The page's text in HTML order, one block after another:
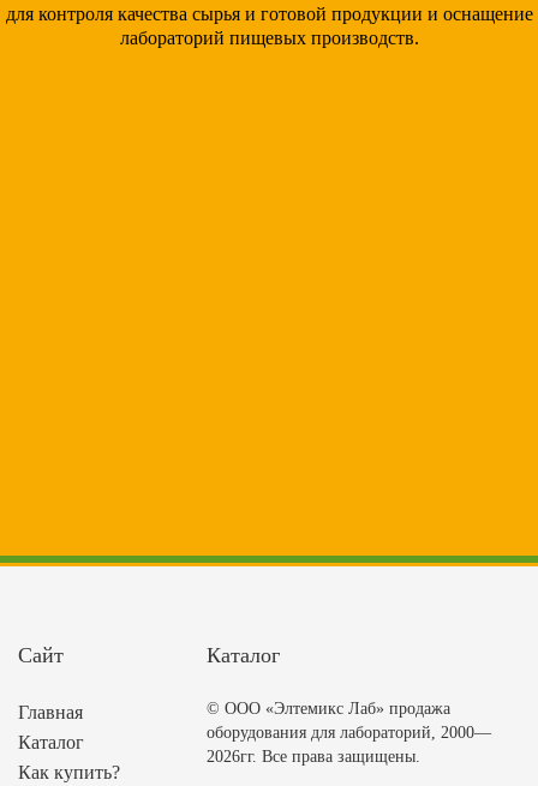
для контроля качества сырья и готовой продукции и оснащение
лабораторий пищевых производств.
Сайт
Главная
Каталог
Как купить?
Каталог
© ООО «Элтемикс Лаб» продажа
оборудования для лабораторий, 2000—
2026гг. Все права защищены.